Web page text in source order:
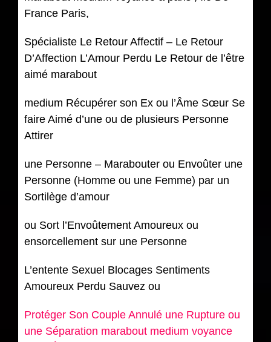
France Paris,
Spécialiste Le Retour Affectif – Le Retour
D’Affection L’Amour Perdu Le Retour de l’être
aimé marabout
medium Récupérer son Ex ou l’Âme Sœur Se
faire Aimé d’une ou de plusieurs Personne
Attirer
une Personne – Marabouter ou Envoûter une
Personne (Homme ou une Femme) par un
Sortilège d’amour
ou Sort l’Envoûtement Amoureux ou
ensorcellement sur une Personne
L’entente Sexuel Blocages Sentiments
Amoureux Perdu Sauvez ou
Protéger Son Couple Annulé une Rupture ou
une Séparation marabout medium voyance